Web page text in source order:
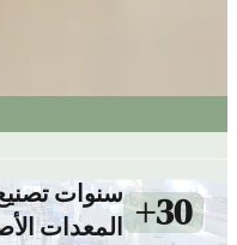
30+
سنوات تصنيع
المعدات